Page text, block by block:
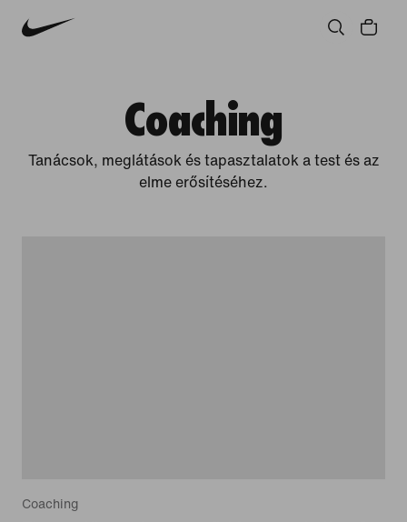
Közösség
Coaching
Tanácsok, meglátások és tapasztalatok a test és az
elme erősítéséhez.
Coaching